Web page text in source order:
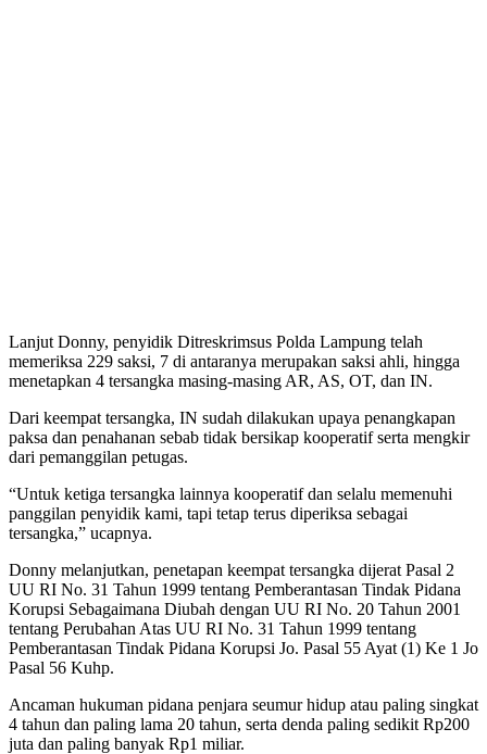
Lanjut Donny, penyidik Ditreskrimsus Polda Lampung telah
memeriksa 229 saksi, 7 di antaranya merupakan saksi ahli, hingga
menetapkan 4 tersangka masing-masing AR, AS, OT, dan IN.
Dari keempat tersangka, IN sudah dilakukan upaya penangkapan
paksa dan penahanan sebab tidak bersikap kooperatif serta mengkir
dari pemanggilan petugas.
“Untuk ketiga tersangka lainnya kooperatif dan selalu memenuhi
panggilan penyidik kami, tapi tetap terus diperiksa sebagai
tersangka,” ucapnya.
Donny melanjutkan, penetapan keempat tersangka dijerat Pasal 2
UU RI No. 31 Tahun 1999 tentang Pemberantasan Tindak Pidana
Korupsi Sebagaimana Diubah dengan UU RI No. 20 Tahun 2001
tentang Perubahan Atas UU RI No. 31 Tahun 1999 tentang
Pemberantasan Tindak Pidana Korupsi Jo. Pasal 55 Ayat (1) Ke 1 Jo
Pasal 56 Kuhp.
Ancaman hukuman pidana penjara seumur hidup atau paling singkat
4 tahun dan paling lama 20 tahun, serta denda paling sedikit Rp200
juta dan paling banyak Rp1 miliar.